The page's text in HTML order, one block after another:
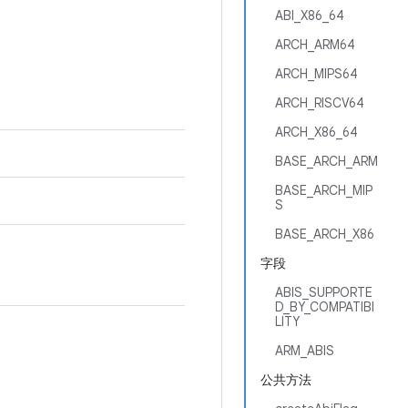
ABI_X86_64
ARCH_ARM64
ARCH_MIPS64
ARCH_RISCV64
ARCH_X86_64
BASE_ARCH_ARM
BASE_ARCH_MIP
S
BASE_ARCH_X86
字段
ABIS_SUPPORTE
D_BY_COMPATIBI
LITY
ARM_ABIS
公共方法